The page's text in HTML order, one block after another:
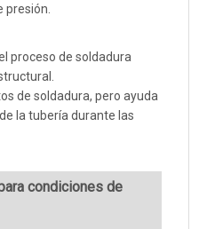
proceso de soldadura
de soldadura, pero ayuda
la tubería durante las
condiciones de